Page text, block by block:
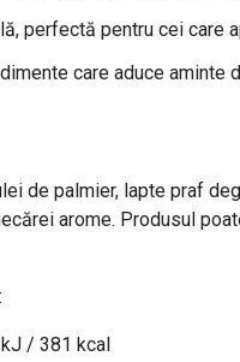
perfectă pentru cei care
care aduce aminte
de palmier, lapte praf
arome. Produsul
:
/ 381 kcal